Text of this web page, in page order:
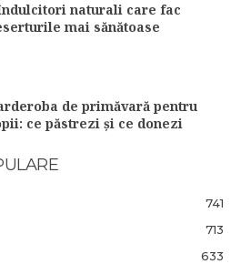
naturali care fac
mai sănătoase
de primăvară pentru
ce păstrezi și ce donezi
741
713
633